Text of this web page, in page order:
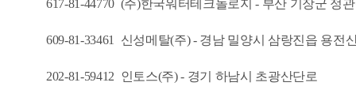
617-81-44770 (주)한국워터테크놀로지 - 부산 기장군 정
609-81-33461 신성메탈(주) - 경남 밀양시 삼랑진읍 용전
202-81-59412 인토스(주) - 경기 하남시 초광산단로